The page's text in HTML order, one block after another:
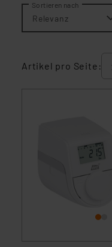
Sortieren nach
Relevanz
Artikel pro Seite: